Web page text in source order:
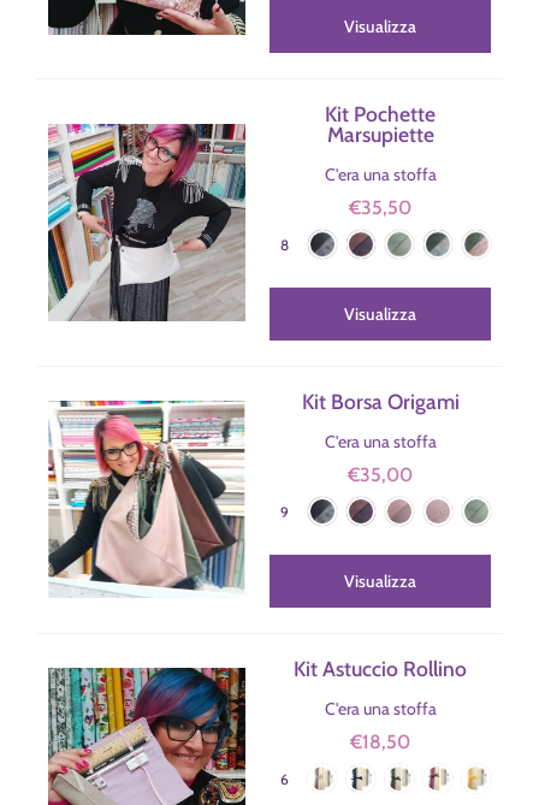
Visualizza
Kit Pochette
Marsupiette
C'era una stoffa
€35,50
Colore
8
Corteccia
Oro Rosa Rosa-Fiori
Visualizza
Kit Borsa Origami
C'era una stoffa
€35,00
Colore
9
Corteccia
Militare-FoglieMilitare-Arancio
Oro Lime
Visualizza
Kit Astuccio Rollino
C'era una stoffa
€18,50
Colore
6
Lilla